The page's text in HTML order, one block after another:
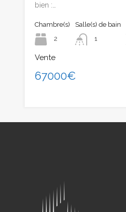
bien :…
Chambre(s)
2
Salle(s) de bain
1
Vente
67000€